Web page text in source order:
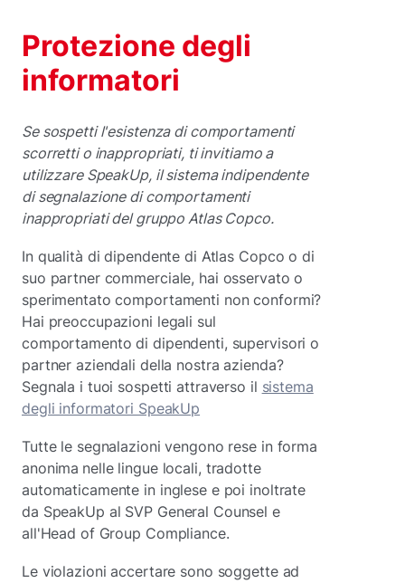
Protezione degli
informatori
Se sospetti l'esistenza di comportamenti
scorretti o inappropriati, ti invitiamo a
utilizzare SpeakUp, il sistema indipendente
di segnalazione di comportamenti
inappropriati del gruppo Atlas Copco.
In qualità di dipendente di Atlas Copco o di
suo partner commerciale, hai osservato o
sperimentato comportamenti non conformi?
Hai preoccupazioni legali sul
comportamento di dipendenti, supervisori o
partner aziendali della nostra azienda?
Segnala i tuoi sospetti attraverso il sistema
degli informatori SpeakUp
Tutte le segnalazioni vengono rese in forma
anonima nelle lingue locali, tradotte
automaticamente in inglese e poi inoltrate
da SpeakUp al SVP General Counsel e
all'Head of Group Compliance.
Le violazioni accertare sono soggette ad